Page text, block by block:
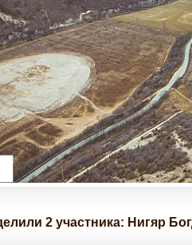
2 участника: Нигяр